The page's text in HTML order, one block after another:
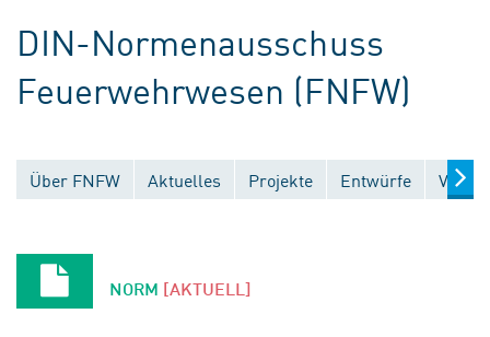
DIN-Normenausschuss
Feuerwehrwesen (FNFW)
Über FNFW Aktuelles Projekte Entwürfe
NORM [AKTUELL]